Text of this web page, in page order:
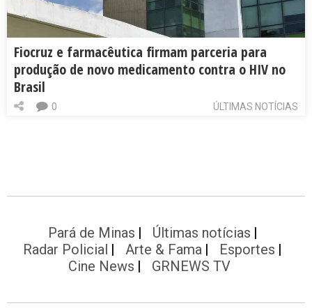
Fiocruz e farmacêutica firmam parceria para
produção de novo medicamento contra o HIV no
Brasil
ÚLTIMAS NOTÍCIAS
0
Pará de Minas
Últimas notícias
Radar Policial
Arte & Fama
Esportes
Cine News
GRNEWS TV